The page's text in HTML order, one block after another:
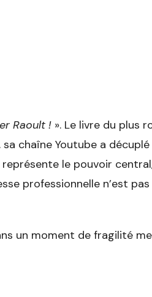
Raoult ! ». Le livre du plus
chaîne Youtube a décuplé
le pouvoir
professionnelle n’est pas
un moment de fragilité